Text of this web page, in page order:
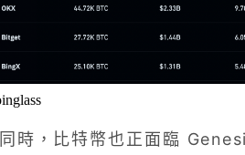
時，比特幣也正面臨